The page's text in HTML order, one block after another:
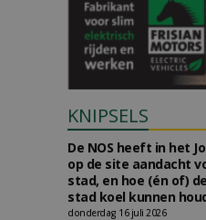
KNIPSELS
De NOS heeft in het
op de site aandacht
stad, en hoe (én of)
stad koel kunnen
donderdag 16 juli 2026